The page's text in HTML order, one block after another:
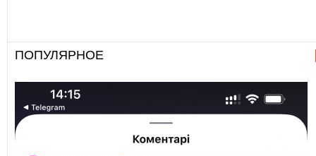
ПОПУЛЯРНОЕ